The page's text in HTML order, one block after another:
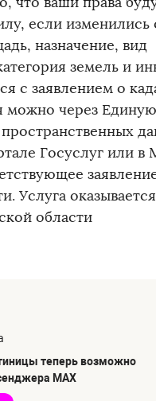
если изменились
назначение, вид
земель и
с заявлением о
можно через Единую
Госуслуг или
Услуга оказывается
области
теперь возможно
MAX